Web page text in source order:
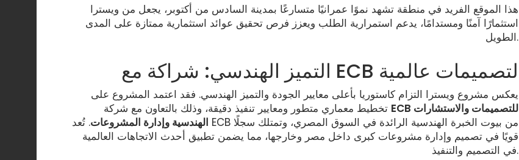
هذا الموقع الفريد في منطقة تشهد نموًا عمرانيًا متسارعًا بمدينة السادس من أكتوبر، يجعل من ويسترا
استثمارًا آمنًا ومستدامًا، يدعم استمرارية الطلب ويعزز فرص تحقيق عوائد استثمارية ممتازة على المدى
الطويل.
التميز الهندسي: شراكة مع ECB لتصميمات عالمية
يعكس مشروع ويسترا التزام كاستوريا بأعلى معايير الجودة والتميز الهندسي. فقد اعتمد المشروع على
ECB للتصميمات والاستشارات
الهندسية وإدارة المشروعات. تُعد ECB من بيوت الخبرة الهندسية الرائدة في السوق المصري، وتمتلك سجلًا
قويًا في تصميم وإدارة مشروعات كبرى داخل مصر وخارجها، مما يضمن تطبيق أحدث الاتجاهات العالمية
في التصميم والتنفيذ.